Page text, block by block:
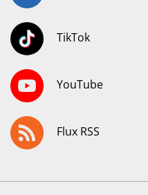
TikTok
YouTube
Flux RSS